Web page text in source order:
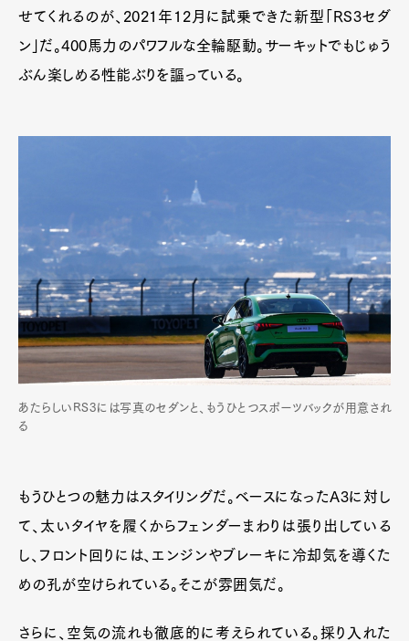
せてくれるのが、2021年12月に試乗できた新型「RS3セダ
ン」だ。400馬力のパワフルな全輪駆動。サーキットでもじゅう
ぶん楽しめる性能ぶりを謳っている。
あたらしいRS3には写真のセダンと、もうひとつスポーツバックが用意され
る
もうひとつの魅力はスタイリングだ。ベースになったA3に対し
て、太いタイヤを履くからフェンダーまわりは張り出している
し、フロント回りには、エンジンやブレーキに冷却気を導くた
めの孔が空けられている。そこが雰囲気だ。
さらに、空気の流れも徹底的に考えられている。採り入れた